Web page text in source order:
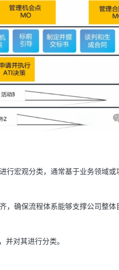
宏观分类，通常基于业务领域或
确保流程体系能够支撑公司整体
对其进行分类。